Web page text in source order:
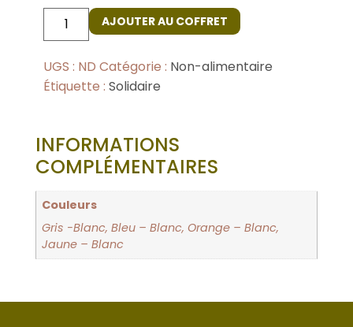
AJOUTER AU COFFRET
UGS : ND Catégorie : Non-alimentaire
Étiquette : Solidaire
INFORMATIONS
COMPLÉMENTAIRES
Couleurs
Gris -Blanc, Bleu – Blanc, Orange – Blanc,
Jaune – Blanc